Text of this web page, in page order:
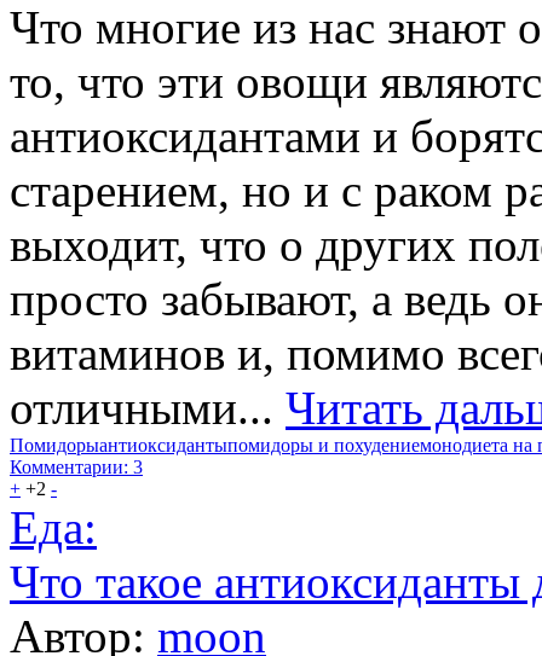
Что многие из нас знают
то, что эти овощи
антиоксидантами и
старением, но и с раком
выходит, что о других
просто забывают, а ведь
витаминов и, помимо
отличными... Читать
Помидорыантиоксидантыпомидоры и похудениемонодиета на
Комментарии: 3
+ +2 -
Еда:
Что такое
Автор: moon